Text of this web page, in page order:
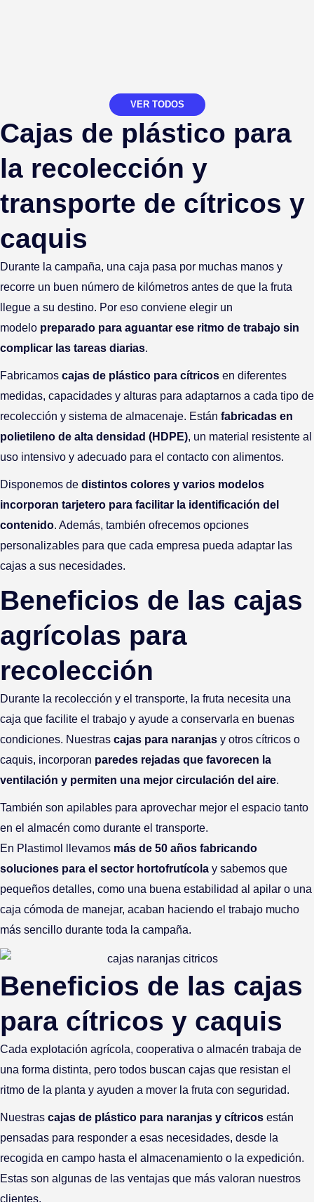
VER TODOS
Cajas de plástico para
la recolección y
transporte de cítricos y
caquis
Durante la campaña, una caja pasa por muchas manos y
recorre un buen número de kilómetros antes de que la fruta
llegue a su destino. Por eso conviene elegir un
modelo preparado para aguantar ese ritmo de trabajo sin
complicar las tareas diarias.
Fabricamos cajas de plástico para cítricos en diferentes
medidas, capacidades y alturas para adaptarnos a cada tipo de
recolección y sistema de almacenaje. Están fabricadas en
polietileno de alta densidad (HDPE), un material resistente al
uso intensivo y adecuado para el contacto con alimentos.
Disponemos de distintos colores y varios modelos
incorporan tarjetero para facilitar la identificación del
contenido. Además, también ofrecemos opciones
personalizables para que cada empresa pueda adaptar las
cajas a sus necesidades.
Beneficios de las cajas
agrícolas para
recolección
Durante la recolección y el transporte, la fruta necesita una
caja que facilite el trabajo y ayude a conservarla en buenas
condiciones. Nuestras cajas para naranjas y otros cítricos o
caquis, incorporan paredes rejadas que favorecen la
ventilación y permiten una mejor circulación del aire.
También son apilables para aprovechar mejor el espacio tanto
en el almacén como durante el transporte.
En Plastimol llevamos más de 50 años fabricando
soluciones para el sector hortofrutícola y sabemos que
pequeños detalles, como una buena estabilidad al apilar o una
caja cómoda de manejar, acaban haciendo el trabajo mucho
más sencillo durante toda la campaña.
Beneficios de las cajas
para cítricos y caquis
Cada explotación agrícola, cooperativa o almacén trabaja de
una forma distinta, pero todos buscan cajas que resistan el
ritmo de la planta y ayuden a mover la fruta con seguridad.
Nuestras cajas de plástico para naranjas y cítricos están
pensadas para responder a esas necesidades, desde la
recogida en campo hasta el almacenamiento o la expedición.
Estas son algunas de las ventajas que más valoran nuestros
clientes.